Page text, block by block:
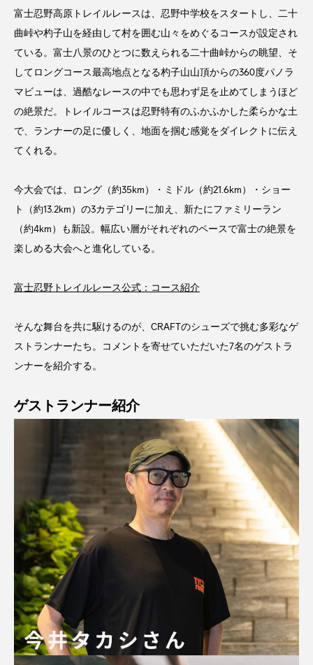
富士忍野高原トレイルレースは、忍野中学校をスタートし、二十
曲峠や杓子山を経由して村を囲む山々をめぐるコースが設定され
ている。富士八景のひとつに数えられる二十曲峠からの眺望、そ
してロングコース最高地点となる杓子山山頂からの360度パノラ
マビューは、過酷なレースの中でも思わず足を止めてしまうほど
の絶景だ。トレイルコースは忍野特有のふかふかした柔らかな土
で、ランナーの足に優しく、地面を掴む感覚をダイレクトに伝え
てくれる。
今大会では、ロング（約35km）・ミドル（約21.6km）・ショー
ト（約13.2km）の3カテゴリーに加え、新たにファミリーラン
（約4km）も新設。幅広い層がそれぞれのペースで富士の絶景を
楽しめる大会へと進化している。
富士忍野トレイルレース公式：コース紹介
そんな舞台を共に駆けるのが、CRAFTのシューズで挑む多彩なゲ
ストランナーたち。コメントを寄せていただいた7名のゲストラ
ンナーを紹介する。
ゲストランナー紹介